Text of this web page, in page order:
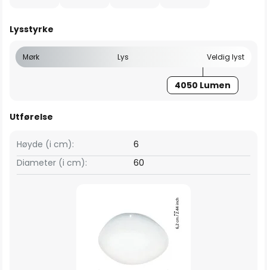
Lysstyrke
Mørk Lys Veldig lyst
4050 Lumen
Utførelse
Høyde (i cm):
6
Diameter (i cm):
60